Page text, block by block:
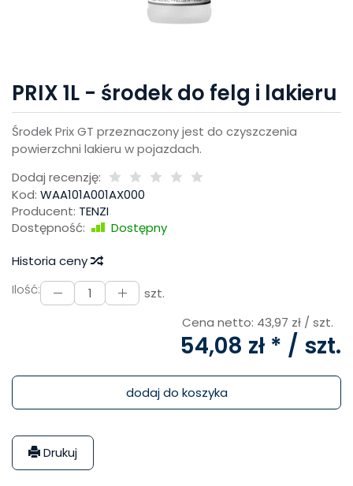
PRIX 1L - środek do felg i lakieru
Środek Prix GT przeznaczony jest do czyszczenia
powierzchni lakieru w pojazdach.
Dodaj recenzję:
Kod: WAA101A001AX000
Producent: TENZI
Dostępność:
Dostępny
Historia ceny
Ilość:
szt.
Cena netto: 43,97 zł / szt.
54,08 zł * / szt.
dodaj do koszyka
Drukuj